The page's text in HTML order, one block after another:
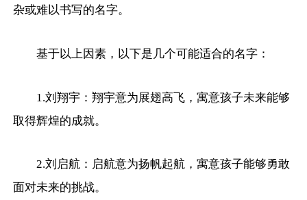
杂或难以书写的名字。
基于以上因素，以下是几个可能适合的名字：
1.刘翔宇：翔宇意为展翅高飞，寓意孩子未来能够
取得辉煌的成就。
2.刘启航：启航意为扬帆起航，寓意孩子能够勇敢
面对未来的挑战。